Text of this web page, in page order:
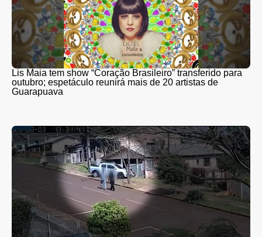
Lis Maia tem show “Coração Brasileiro” transferido para
outubro; espetáculo reunirá mais de 20 artistas de
Guarapuava